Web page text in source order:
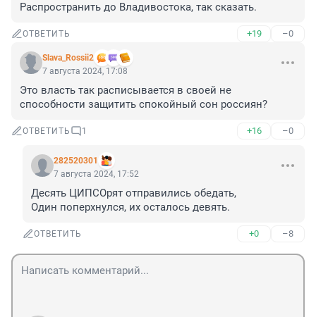
Распространить до Владивостока, так сказать.
ОТВЕТИТЬ +19 –0
Slava_Rossii2
7 августа 2024, 17:08
Это власть так расписывается в своей не
способности защитить спокойный сон россиян?
ОТВЕТИТЬ 1 +16 –0
282520301
7 августа 2024, 17:52
Десять ЦИПСОрят отправились обедать,
Один поперхнулся, их осталось девять.
ОТВЕТИТЬ +0 –8